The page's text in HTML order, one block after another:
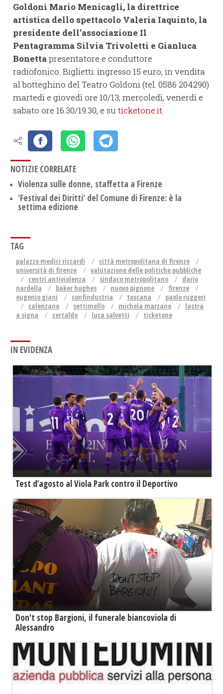
Goldoni Mario Menicagli, la direttrice
artistica dello spettacolo Valeria Iaquinto, la
presidente dell’associazione Il
Pentagramma Silvia Trivoletti e Gianluca
Bonettapresentatore e conduttore
radiofonico. Biglietti: ingresso 15 euro, in vendita
al botteghino del Teatro Goldoni (tel. 0586 204290)
martedì e giovedì ore 10/13; mercoledì, venerdì e
sabato ore 16.30/19.30, e suticketone.it.
NOTIZIE CORRELATE
Violenza sulle donne, staffetta a Firenze
'Festival dei Diritti' del Comune di Firenze: è la
settima edizione
TAG
palazzo medici riccardi
città metropolitana di firenze
università di firenze
valutazione delle politiche pubbliche
centri antiviolenza
sindaco metropolitano
dario
nardella
baker hughes nuovo pignone
firenze
eugenio giani
confindustria toscana
paolo ruggeri
calenzano
settimello michela marzano
lastra
a signa
certaldo luca salvetti ticketone
IN EVIDENZA
Test d’agosto al Viola Park contro il Deportivo
Don't stop Bargioni, il funerale biancoviola di
Alessandro